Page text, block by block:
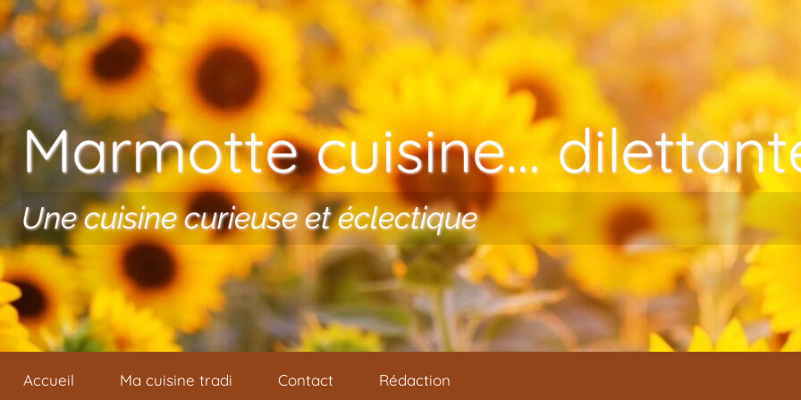
Aller au contenu
Marmotte cuisine…
Une cuisine curieuse et éclectique
Accueil Ma cuisine tradi Contact Rédaction